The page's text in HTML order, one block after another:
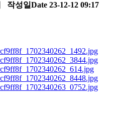
작성일Date 23-12-12 09:17